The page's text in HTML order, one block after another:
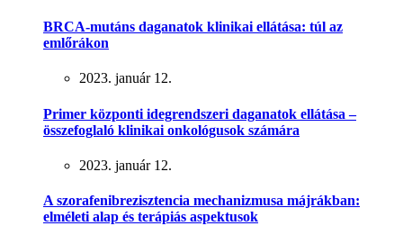
BRCA-mutáns daganatok klinikai ellátása: túl az
emlőrákon
2023. január 12.
Primer központi idegrendszeri daganatok ellátása –
összefoglaló klinikai onkológusok számára
2023. január 12.
A szorafenibrezisztencia mechanizmusa májrákban:
elméleti alap és terápiás aspektusok